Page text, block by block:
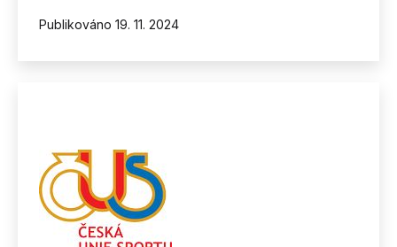
2025
Publikováno 19. 11. 2024